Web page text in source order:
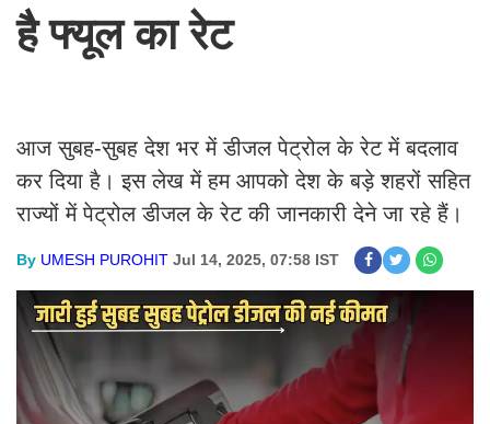
है फ्यूल का रेट
आज सुबह-सुबह देश भर में डीजल पेट्रोल के रेट में बदलाव
कर दिया है। इस लेख में हम आपको देश के बड़े शहरों सहित
राज्यों में पेट्रोल डीजल के रेट की जानकारी देने जा रहे हैं।
By UMESH PUROHIT Jul 14, 2025, 07:58 IST